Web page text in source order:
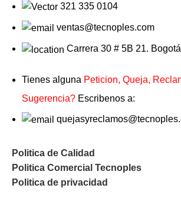
321 335 0104
ventas@tecnoples.com
Carrera 30 # 5B 21.
Tienes alguna Peticion, Queja,
Sugerencia? Escribenos a:
Politica de Calidad
Politica Comercial Tecnoples
Politica de privacidad